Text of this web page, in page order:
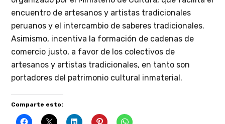
encuentro de artesanos y artistas tradicionales
peruanos y el intercambio de saberes tradicionales.
Asimismo, incentiva la formación de cadenas de
comercio justo, a favor de los colectivos de
artesanos y artistas tradicionales, en tanto son
portadores del patrimonio cultural inmaterial.
Comparte esto: